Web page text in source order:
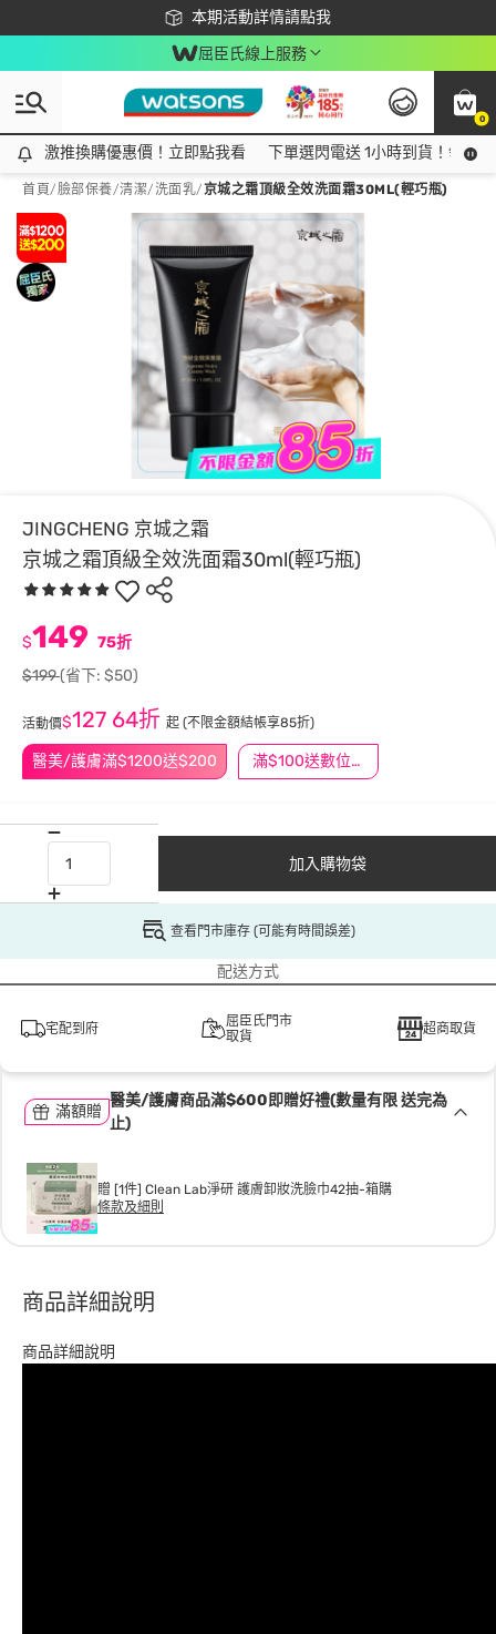
本期活動詳情請點我
下載app最高回饋$350
屈臣氏線上服務
0
激推換購優惠價！立即點我看
激推換購優惠價！立即點我看 下單選閃電送 1小時到貨！領神
首頁/臉部保養/清潔/洗面乳/京城之霜頂級全效洗面霜30ML(輕巧瓶)
JINGCHENG 京城之霜
京城之霜頂級全效洗面霜30ml(輕巧瓶)
醫美/護膚滿$1200送$200 滿$100送數位印花
$149 75折
$199(省下: $50)
活動價$127 64折 起 (不限金額結帳享85折)
加入購物袋
查看門市庫存 (可能有時間誤差)
配送方式
宅配到府
屈臣氏門市
取貨
超商取貨
滿額贈
醫美/護膚商品滿$600即贈好禮(數量有限 送完為
止)
贈 [1件] Clean Lab淨研 護膚卸妝洗臉巾42抽-箱購
條款及細則
商品詳細說明
商品詳細說明